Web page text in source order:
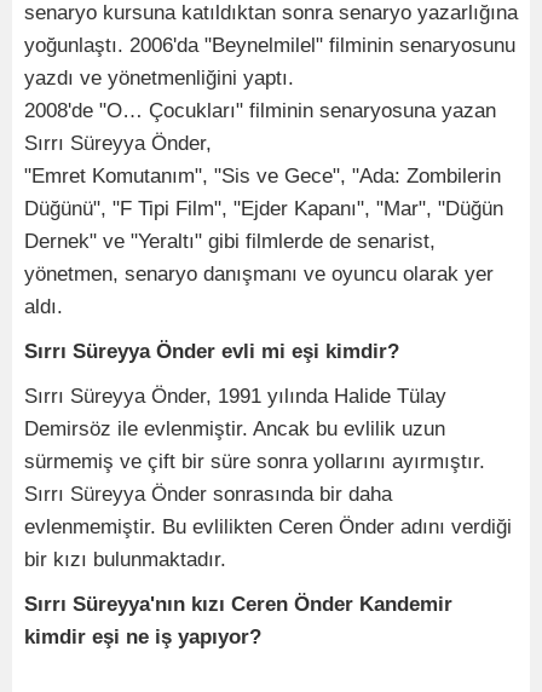
senaryo kursuna katıldıktan sonra senaryo yazarlığına
yoğunlaştı. 2006'da "Beynelmilel" filminin senaryosunu
yazdı ve yönetmenliğini yaptı.
2008'de "O… Çocukları" filminin senaryosuna yazan
Sırrı Süreyya Önder,
"Emret Komutanım", "Sis ve Gece", "Ada: Zombilerin
Düğünü", "F Tipi Film", "Ejder Kapanı", "Mar", "Düğün
Dernek" ve "Yeraltı" gibi filmlerde de senarist,
yönetmen, senaryo danışmanı ve oyuncu olarak yer
aldı.
Sırrı Süreyya Önder evli mi eşi kimdir?
Sırrı Süreyya Önder, 1991 yılında Halide Tülay
Demirsöz ile evlenmiştir. Ancak bu evlilik uzun
sürmemiş ve çift bir süre sonra yollarını ayırmıştır.
Sırrı Süreyya Önder sonrasında bir daha
evlenmemiştir. Bu evlilikten Ceren Önder adını verdiği
bir kızı bulunmaktadır.
Sırrı Süreyya'nın kızı Ceren Önder Kandemir
kimdir eşi ne iş yapıyor?